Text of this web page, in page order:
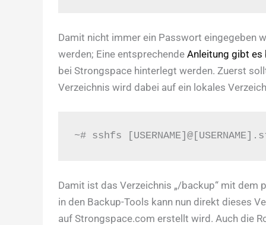
Damit nicht immer ein Passwort eingegeben
werden; Eine entsprechende Anleitung gibt es
bei Strongspace hinterlegt werden. Zuerst
Verzeichnis wird dabei auf ein lokales
~# sshfs
Damit ist das Verzeichnis „/backup“ mit dem
in den Backup-Tools kann nun direkt dieses
auf Strongspace.com erstellt wird. Auch die